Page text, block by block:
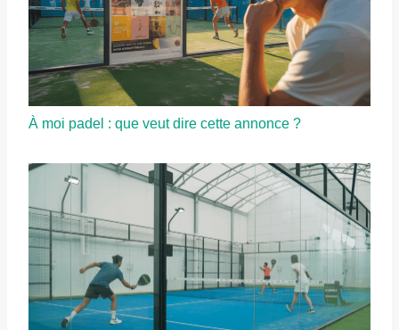
À moi padel : que veut dire cette annonce ?